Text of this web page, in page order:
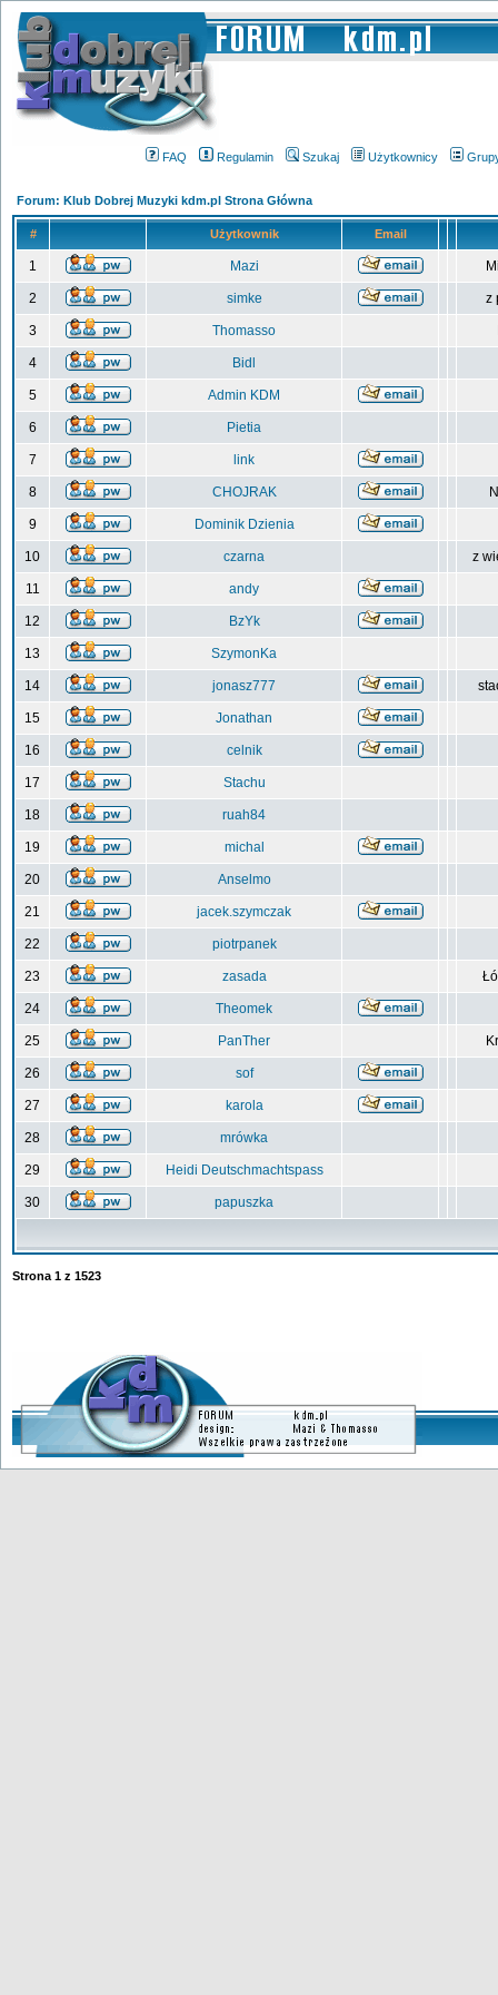
FAQ Regulamin Szukaj Użytkownicy
Forum: Klub Dobrej Muzyki kdm.pl Strona Główna
# Użytkownik Email
1 Mazi
2 simke z
3 Thomasso
4 Bidl
5 Admin KDM
6 Pietia
7 link
8 CHOJRAK
9 Dominik Dzienia
10 czarna z
11 andy
12 BzYk
13 SzymonKa
14 jonasz777
15 Jonathan
16 celnik
17 Stachu
18 ruah84
19 michal
20 Anselmo
21 jacek.szymczak
22 piotrpanek
23 zasada
24 Theomek
25 PanTher
26 sof
27 karola
28 mrówka
29 Heidi Deutschmachtspass
30 papuszka
Strona 1 z 1523